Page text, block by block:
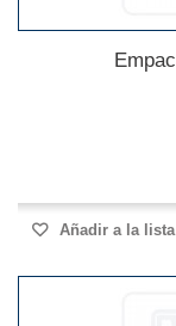
Añadir a la